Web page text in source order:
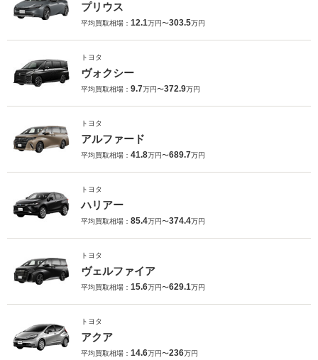
プリウス
平均買取相場： 12.1万円〜303.5万円
トヨタ
ヴォクシー
平均買取相場： 9.7万円〜372.9万円
トヨタ
アルファード
平均買取相場： 41.8万円〜689.7万円
トヨタ
ハリアー
平均買取相場： 85.4万円〜374.4万円
トヨタ
ヴェルファイア
平均買取相場： 15.6万円〜629.1万円
トヨタ
アクア
平均買取相場： 14.6万円〜236万円